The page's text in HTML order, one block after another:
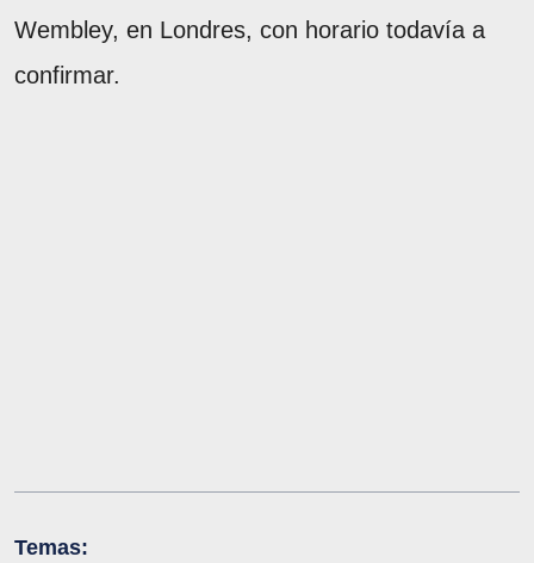
Wembley, en Londres, con horario todavía a
confirmar.
Temas: